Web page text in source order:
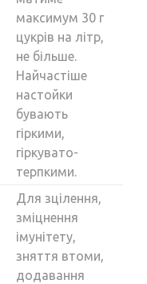
максимум 30 г
цукрів на літр,
не більше.
Найчастіше
настойки
бувають
гіркими,
гіркувато-
терпкими.
Для зцілення,
зміцнення
імунітету,
зняття втоми,
додавання